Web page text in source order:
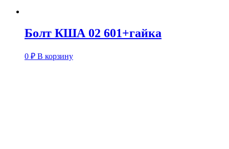
Болт КША 02 601+гайка
0 ₽ В корзину